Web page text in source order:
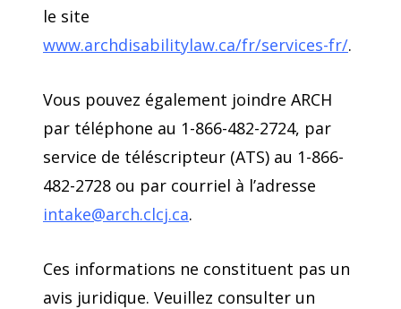
le site
www.archdisabilitylaw.ca/fr/services-fr/.
Vous pouvez également joindre ARCH
par téléphone au 1-866-482-2724, par
service de téléscripteur (ATS) au 1-866-
482-2728 ou par courriel à l’adresse
intake@arch.clcj.ca.
Ces informations ne constituent pas un
avis juridique. Veuillez consulter un